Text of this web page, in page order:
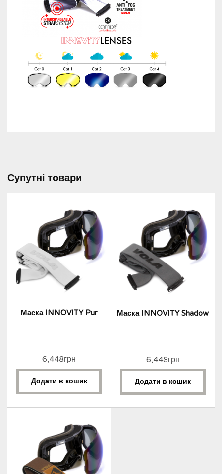
Супутні товари
Маска INNOVITY Pur
6,448грн
Додати в кошик
Маска INNOVITY Shadow
6,448грн
Додати в кошик